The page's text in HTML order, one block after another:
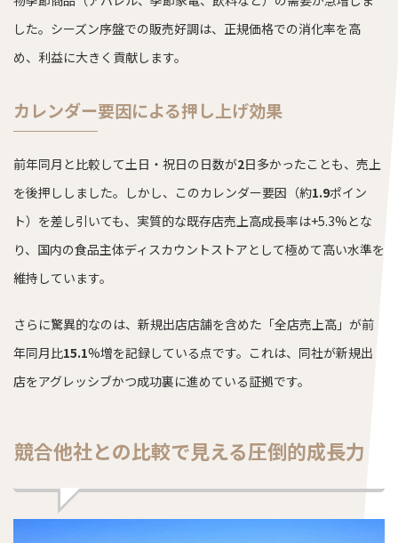
した。シーズン序盤での販売好調は、正規価格での消化率を高
め、利益に大きく貢献します。
カレンダー要因による押し上げ効果
前年同月と比較して土日・祝日の日数が2日多かったことも、売上
を後押ししました。しかし、このカレンダー要因（約1.9ポイン
ト）を差し引いても、実質的な既存店売上高成長率は+5.3%とな
り、国内の食品主体ディスカウントストアとして極めて高い水準を
維持しています。
さらに驚異的なのは、新規出店店舗を含めた「全店売上高」が前
年同月比15.1%増を記録している点です。これは、同社が新規出
店をアグレッシブかつ成功裏に進めている証拠です。
競合他社との比較で見える圧倒的成長力